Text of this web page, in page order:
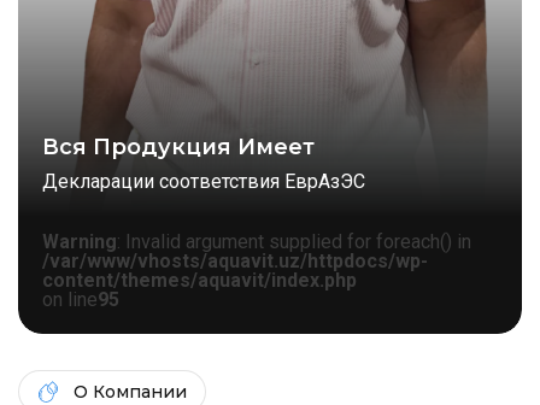
Вся Продукция Имеет
Декларации соответствия ЕврАзЭС
Warning: Invalid argument supplied for foreach() in
/var/www/vhosts/aquavit.uz/httpdocs/wp-
content/themes/aquavit/index.php
on line95
О Компании